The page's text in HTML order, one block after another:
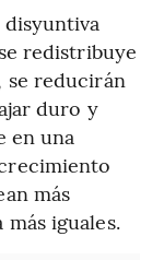
redistribuye
se reducirán
duro y
en una
más
iguales.